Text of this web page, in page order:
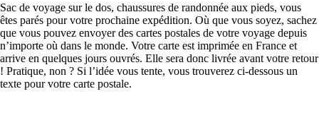
Sac de voyage sur le dos, chaussures de randonnée aux pieds, vous
êtes parés pour votre prochaine expédition. Où que vous soyez, sachez
que vous pouvez envoyer des cartes postales de votre voyage depuis
n’importe où dans le monde. Votre carte est imprimée en France et
arrive en quelques jours ouvrés. Elle sera donc livrée avant votre retour
! Pratique, non ? Si l’idée vous tente, vous trouverez ci-dessous un
texte pour votre carte postale.